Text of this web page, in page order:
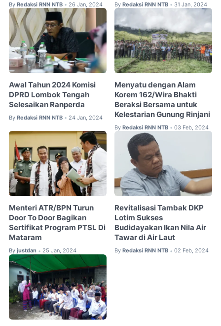
By Redaksi RNN NTB • 26 Jan, 2024 By Redaksi RNN NTB • 31 Jan, 2024
Awal Tahun 2024 Komisi
DPRD Lombok Tengah
Selesaikan Ranperda
By Redaksi RNN NTB • 24 Jan, 2024
Menyatu dengan Alam
Korem 162/Wira Bhakti
Beraksi Bersama untuk
Kelestarian Gunung Rinjani
By Redaksi RNN NTB • 03 Feb, 2024
Menteri ATR/BPN Turun
Door To Door Bagikan
Sertifikat Program PTSL Di
Mataram
By justdan • 25 Jan, 2024
Revitalisasi Tambak DKP
Lotim Sukses
Budidayakan Ikan Nila Air
Tawar di Air Laut
By Redaksi RNN NTB • 02 Feb, 2024